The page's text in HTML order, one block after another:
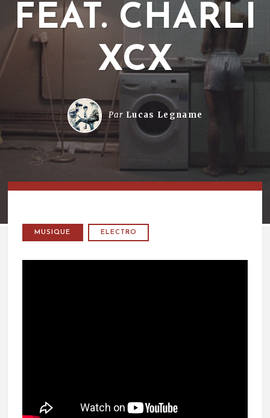
FEAT. CHARLI
XCX
Par Lucas Legname
MUSIQUE ELECTRO